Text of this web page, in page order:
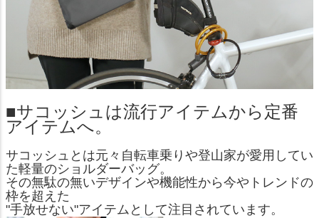
■サコッシュは流行アイテムから定番
アイテムへ。
サコッシュとは元々自転車乗りや登山家が愛用してい
た軽量のショルダーバッグ。
その無駄の無いデザインや機能性から今やトレンドの
枠を超えた
"手放せない"アイテムとして注目されています。